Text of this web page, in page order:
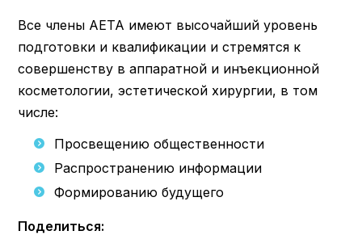
Все члены АЕТА имеют высочайший уровень
подготовки и квалификации и стремятся к
совершенству в аппаратной и инъекционной
косметологии, эстетической хирургии, в том
числе:
Просвещению общественности
Распространению информации
Формированию будущего
Поделиться: